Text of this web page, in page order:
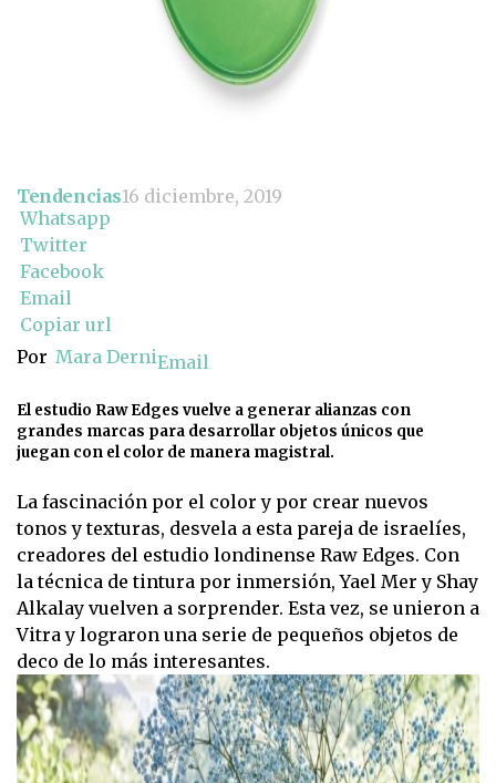
Tendencias16 diciembre, 2019
Whatsapp
Twitter
Facebook
Email
Copiar url
Por Mara DerniEmail
El estudio Raw Edges vuelve a generar alianzas con
grandes marcas para desarrollar objetos únicos que
juegan con el color de manera magistral.
La fascinación por el color y por crear nuevos
tonos y texturas, desvela a esta pareja de israelíes,
creadores del estudio londinense Raw Edges. Con
la técnica de tintura por inmersión, Yael Mer y Shay
Alkalay vuelven a sorprender. Esta vez, se unieron a
Vitra y lograron una serie de pequeños objetos de
deco de lo más interesantes.